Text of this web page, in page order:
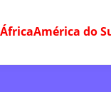
ÁfricaAmérica do